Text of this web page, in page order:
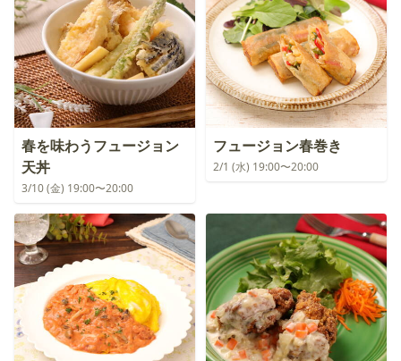
春を味わうフュージョン
天丼
3/10 (金) 19:00〜20:00
フュージョン春巻き
2/1 (水) 19:00〜20:00